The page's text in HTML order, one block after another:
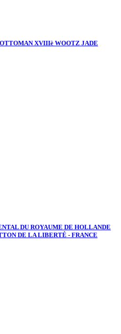
XVIIIè WOOTZ JADE
DU ROYAUME DE HOLLANDE
DE LA LIBERTÉ - FRANCE